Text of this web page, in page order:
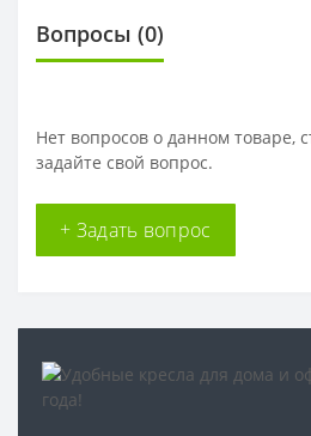
Вопросы (0)
Нет вопросов о данном товаре,
задайте свой вопрос.
+ Задать вопрос